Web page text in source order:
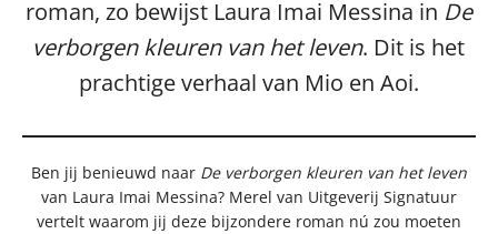
roman, zo bewijst Laura Imai Messina in De
verborgen kleuren van het leven. Dit is het
prachtige verhaal van Mio en Aoi.
Ben jij benieuwd naar De verborgen kleuren van het leven
van Laura Imai Messina? Merel van Uitgeverij Signatuur
vertelt waarom jij deze bijzondere roman nú zou moeten